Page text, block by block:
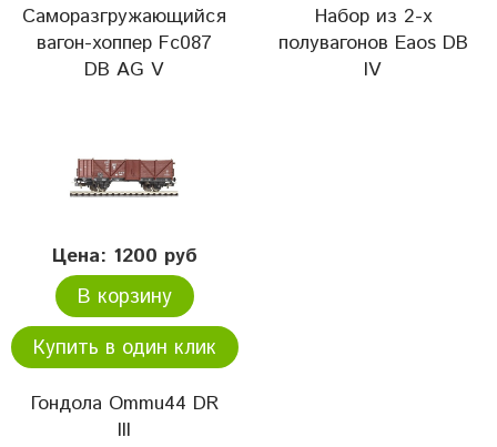
Саморазгружающийся
вагон-хоппер Fc087
DB AG V
Набор из 2-х
полувагонов Eaos DB
IV
Цена: 1200 руб
В корзину
Купить в один клик
Гондола Ommu44 DR
III